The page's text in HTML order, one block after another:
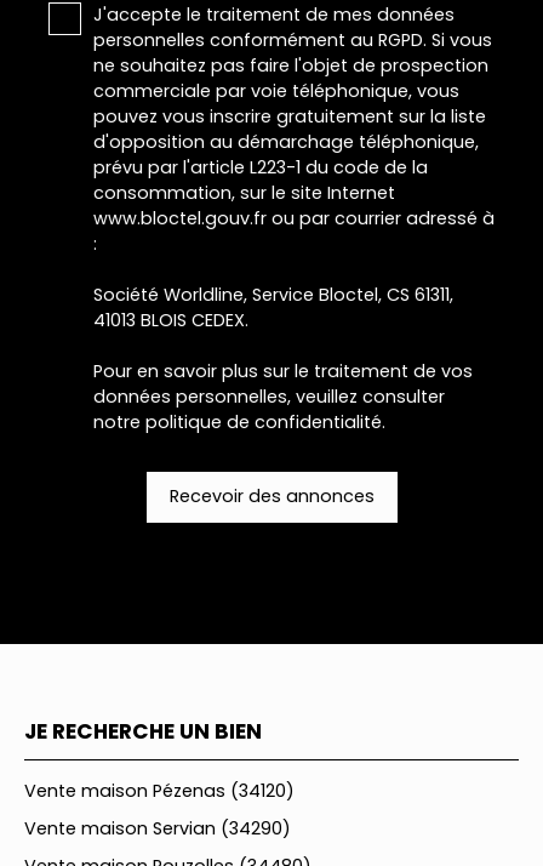
J'accepte le traitement de mes données
personnelles conformément au RGPD. Si vous
ne souhaitez pas faire l'objet de prospection
commerciale par voie téléphonique, vous
pouvez vous inscrire gratuitement sur la liste
d'opposition au démarchage téléphonique,
prévu par l'article L223-1 du code de la
consommation, sur le site Internet
www.bloctel.gouv.fr ou par courrier adressé à
:
Société Worldline, Service Bloctel, CS 61311,
41013 BLOIS CEDEX.
Pour en savoir plus sur le traitement de vos
données personnelles, veuillez consulter
notre politique de confidentialité.
Recevoir des annonces
JE RECHERCHE UN BIEN
Vente maison Pézenas (34120)
Vente maison Servian (34290)